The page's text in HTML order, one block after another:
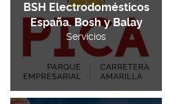
BSH Electrodomésticos
España. Bosh y Balay
Servicios